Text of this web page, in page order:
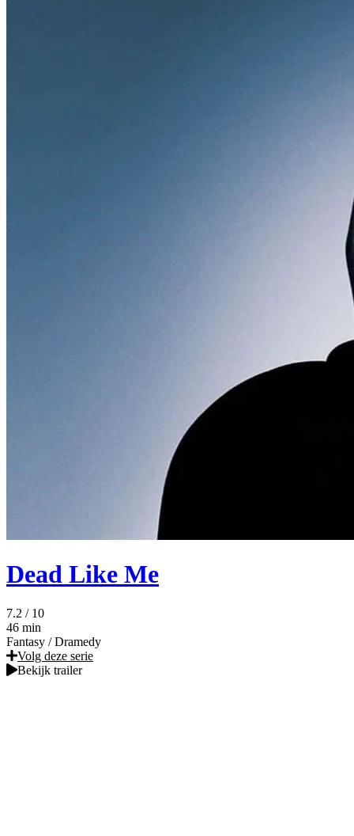
Dead Like Me
7.2 / 10
46 min
Fantasy / Dramedy
Volg deze serie
Bekijk trailer